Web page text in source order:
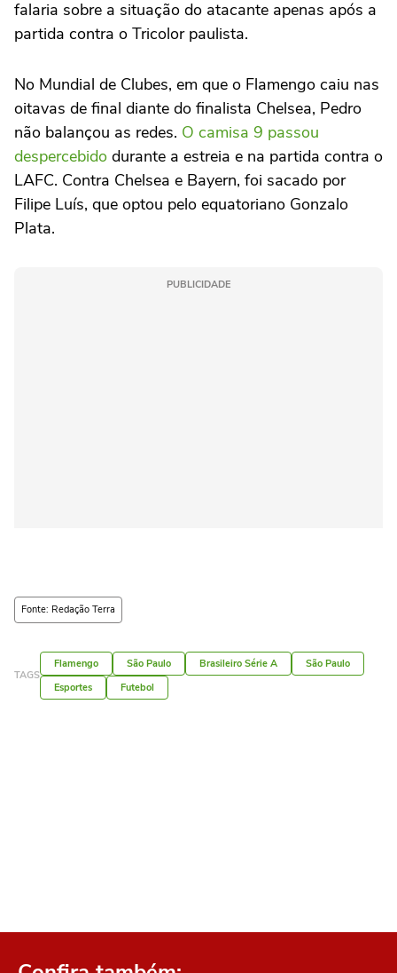
falaria sobre a situação do atacante apenas após a
partida contra o Tricolor paulista.
No Mundial de Clubes, em que o Flamengo caiu nas
oitavas de final diante do finalista Chelsea, Pedro
não balançou as redes. O camisa 9 passou
despercebido durante a estreia e na partida contra o
LAFC. Contra Chelsea e Bayern, foi sacado por
Filipe Luís, que optou pelo equatoriano Gonzalo
Plata.
PUBLICIDADE
Fonte: Redação Terra
TAGS
Flamengo São Paulo Brasileiro Série A
São Paulo
Esportes
Futebol